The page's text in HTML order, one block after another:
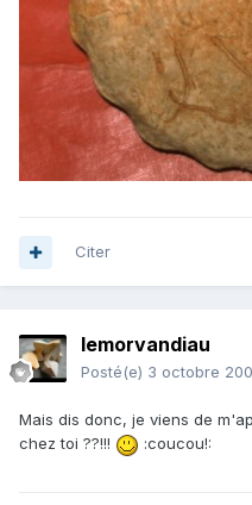
Citer
lemorvandiau
Posté(e) 3 octobre
Mais dis donc, je viens de
chez toi ??!!!
:coucou!: